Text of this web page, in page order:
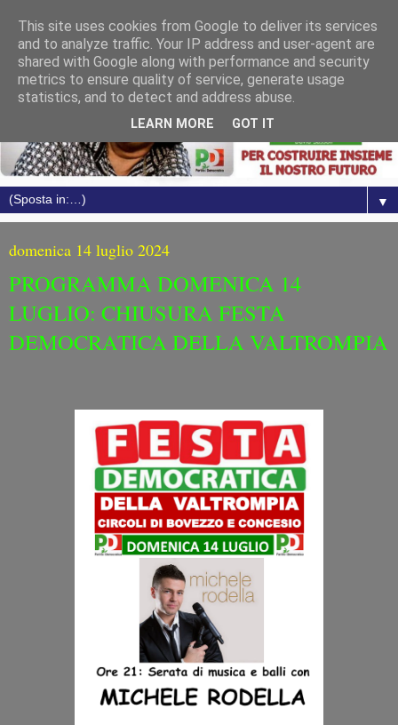
▼
domenica 14 luglio 2024
PROGRAMMA DOMENICA 14
LUGLIO: CHIUSURA FESTA
DEMOCRATICA DELLA VALTROMPIA
This site uses cookies from Google to deliver its services
and to analyze traffic. Your IP address and user-agent are
shared with Google along with performance and security
metrics to ensure quality of service, generate usage
statistics, and to detect and address abuse.
LEARN MORE GOT IT